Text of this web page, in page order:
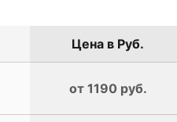
Цена в Руб.
от 1190 руб.